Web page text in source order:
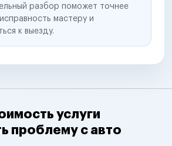
разбор поможет точнее
мастеру и
к выезду.
услуги
проблему с авто